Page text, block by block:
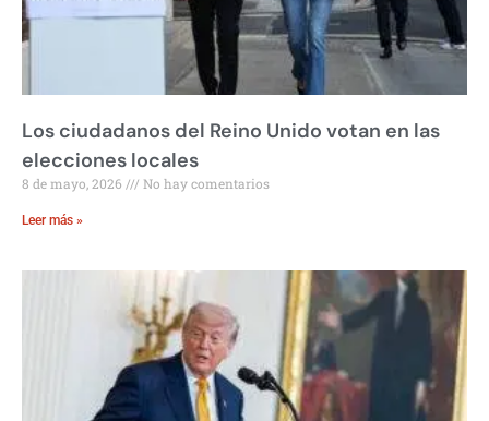
Los ciudadanos del Reino Unido votan en las
elecciones locales
8 de mayo, 2026 No hay comentarios
Leer más »